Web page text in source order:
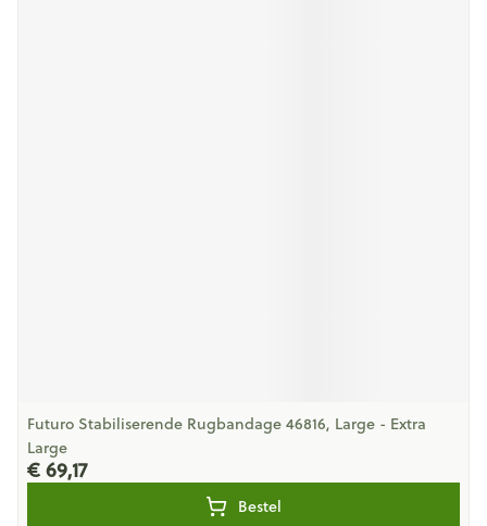
Futuro Stabiliserende Rugbandage 46816, Large - Extra
Large
€ 69,17
Bestel